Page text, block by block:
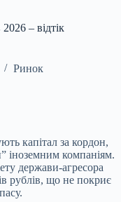
– відтік
Ринок
капітал за кордон,
іноземним компаніям.
держави-агресора
рублів, що не покриє